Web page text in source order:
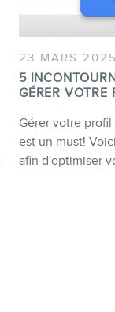
23 MARS
5
GÉRER VOTRE
Gérer votre
est un must!
afin d'optimiser